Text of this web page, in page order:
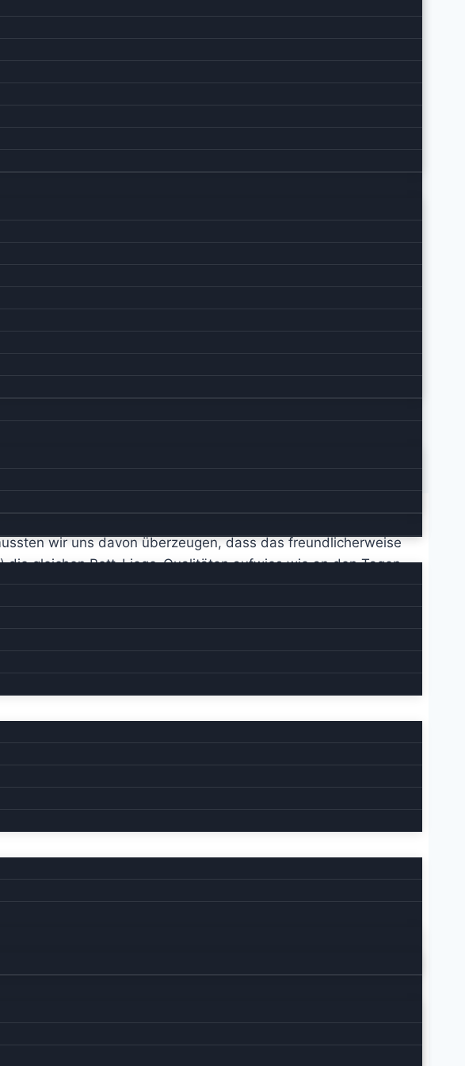
wir uns davon überzeugen, dass das freundlicherweise
gleichen Bett-Liege-Qualitäten aufwies wie an den Tagen
den Dreck auf unserem Dusty auszurichten vermag.
in die Waschstraße. Schlossen die Fenster und beteten,